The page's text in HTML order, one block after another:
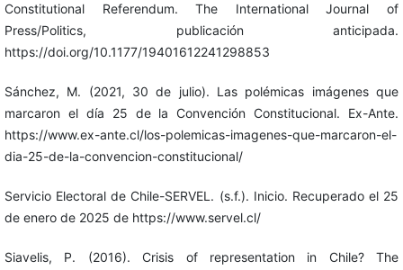
Constitutional Referendum. The International Journal of
Press/Politics, publicación anticipada.
https://doi.org/10.1177/19401612241298853
Sánchez, M. (2021, 30 de julio). Las polémicas imágenes que
marcaron el día 25 de la Convención Constitucional. Ex-Ante.
https://www.ex-ante.cl/los-polemicas-imagenes-que-marcaron-el-
dia-25-de-la-convencion-constitucional/
Servicio Electoral de Chile-SERVEL. (s.f.). Inicio. Recuperado el 25
de enero de 2025 de https://www.servel.cl/
Siavelis, P. (2016). Crisis of representation in Chile? The